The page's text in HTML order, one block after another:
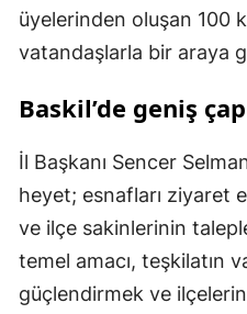
üyelerinden oluşan 100
vatandaşlarla bir araya
Baskil’de geniş
İl Başkanı Sencer
heyet; esnafları ziyaret
ve ilçe sakinlerinin
temel amacı, teşkilatın
güçlendirmek ve